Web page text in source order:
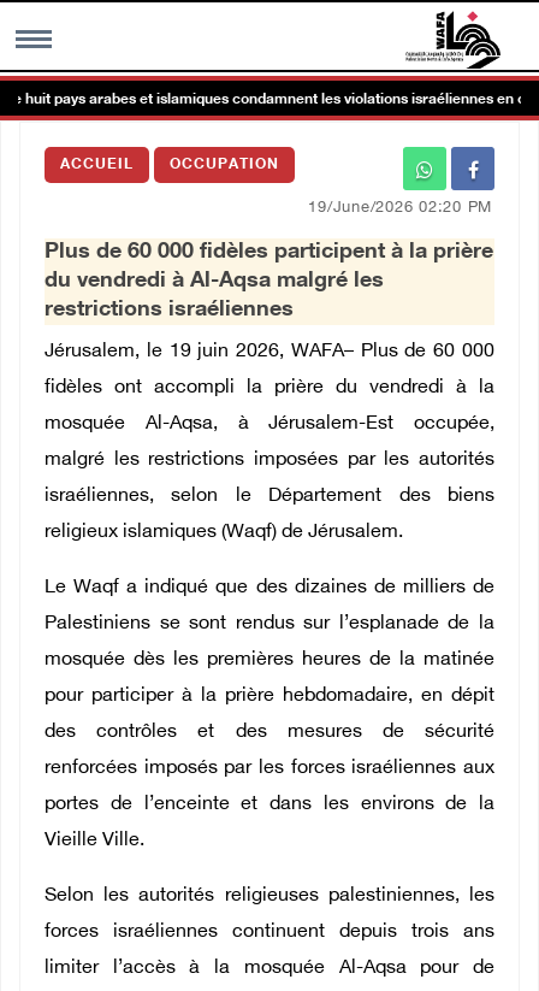
MENU
Galerie d’images
Centre palestinien
العربية
English
pays arabes et islamiques condamnent les violations israéliennes en
ACCUEIL OCCUPATION
19/June/2026 02:20 PM
Plus de 60 000 fidèles participent à la prière
du vendredi à Al-Aqsa malgré les
restrictions israéliennes
Jérusalem, le 19 juin 2026, WAFA– Plus de 60 000
fidèles ont accompli la prière du vendredi à la
mosquée Al-Aqsa, à Jérusalem-Est occupée,
malgré les restrictions imposées par les autorités
israéliennes, selon le Département des biens
religieux islamiques (Waqf) de Jérusalem.
Le Waqf a indiqué que des dizaines de milliers de
Palestiniens se sont rendus sur l’esplanade de la
mosquée dès les premières heures de la matinée
pour participer à la prière hebdomadaire, en dépit
des contrôles et des mesures de sécurité
renforcées imposés par les forces israéliennes aux
portes de l’enceinte et dans les environs de la
Vieille Ville.
Selon les autorités religieuses palestiniennes, les
forces israéliennes continuent depuis trois ans
limiter l’accès à la mosquée Al-Aqsa pour de